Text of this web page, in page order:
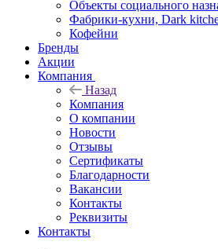
Объекты социального
Фабрики-кухни, Dark
Кофейни
Бренды
Акции
Компания
Назад
Компания
О компании
Новости
Отзывы
Сертификаты
Благодарности
Вакансии
Контакты
Реквизиты
Контакты